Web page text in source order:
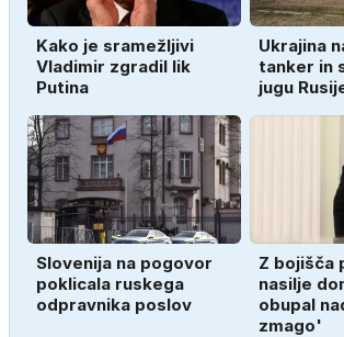
Kako je sramežljivi
Vladimir zgradil lik
Putina
Ukrajina
tanker in
jugu
Slovenija na pogovor
poklicala ruskega
odpravnika poslov
Z bojišča
nasilje
obupal
zmago'